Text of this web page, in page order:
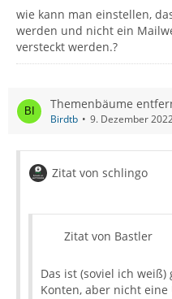
wie kann man einstellen,
werden und nicht ein
versteckt werden.?
Themenbäume
Birdtb 9. Dezember
Zitat von schlingo
Zitat von Bastler
Das ist (soviel ich
Konten, aber nicht